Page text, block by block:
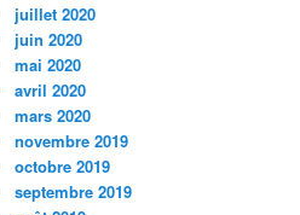
juillet 2020
juin 2020
mai 2020
avril 2020
mars 2020
novembre 2019
octobre 2019
septembre 2019